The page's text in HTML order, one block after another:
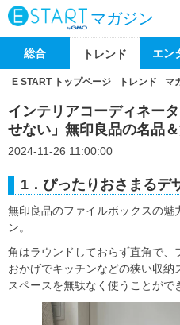
マガジン
総合 トレンド エン
E START トップページ トレンド マ
インテリアコーディネー
せない」無印良品の名品
2024-11-26 11:00:00
1．ぴったりおさまるデ
無印良品のファイルボックスの魅
ン。
角はラウンドしておらず直角で
おかげでキッチンなどの狭い収納
スペースを無駄なく使うことがで